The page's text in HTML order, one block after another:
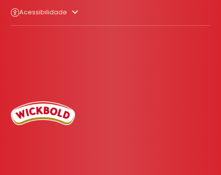
Acessibilidade